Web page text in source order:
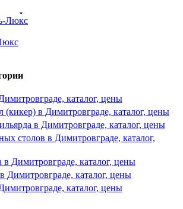
каталог, цены
(кикер) в Димитровграде, каталог, цены
в Димитровграде, каталог, цены
столов в Димитровграде, каталог,
Димитровграде, каталог, цены
Димитровграде, каталог, цены
каталог, цены